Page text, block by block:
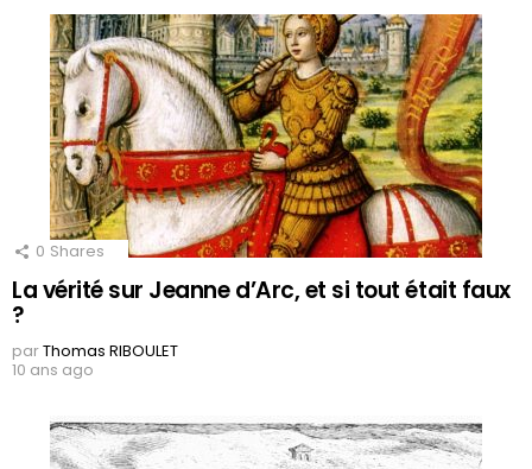
0 Shares
La vérité sur Jeanne d’Arc, et si tout était faux
?
parThomas RIBOULET
10 ans ago